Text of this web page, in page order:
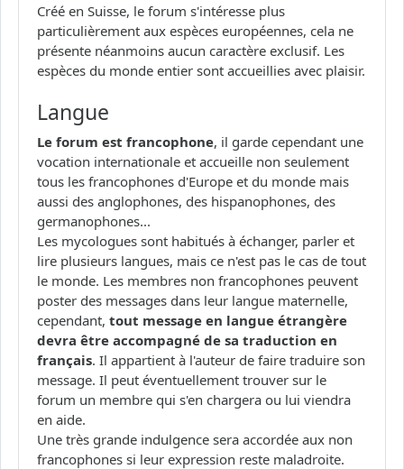
Créé en Suisse, le forum s'intéresse plus
particulièrement aux espèces européennes, cela ne
présente néanmoins aucun caractère exclusif. Les
espèces du monde entier sont accueillies avec plaisir.
Langue
Le forum est francophone, il garde cependant une
vocation internationale et accueille non seulement
tous les francophones d'Europe et du monde mais
aussi des anglophones, des hispanophones, des
germanophones...
Les mycologues sont habitués à échanger, parler et
lire plusieurs langues, mais ce n'est pas le cas de tout
le monde. Les membres non francophones peuvent
poster des messages dans leur langue maternelle,
cependant, tout message en langue étrangère
devra être accompagné de sa traduction en
français. Il appartient à l'auteur de faire traduire son
message. Il peut éventuellement trouver sur le
forum un membre qui s'en chargera ou lui viendra
en aide.
Une très grande indulgence sera accordée aux non
francophones si leur expression reste maladroite.